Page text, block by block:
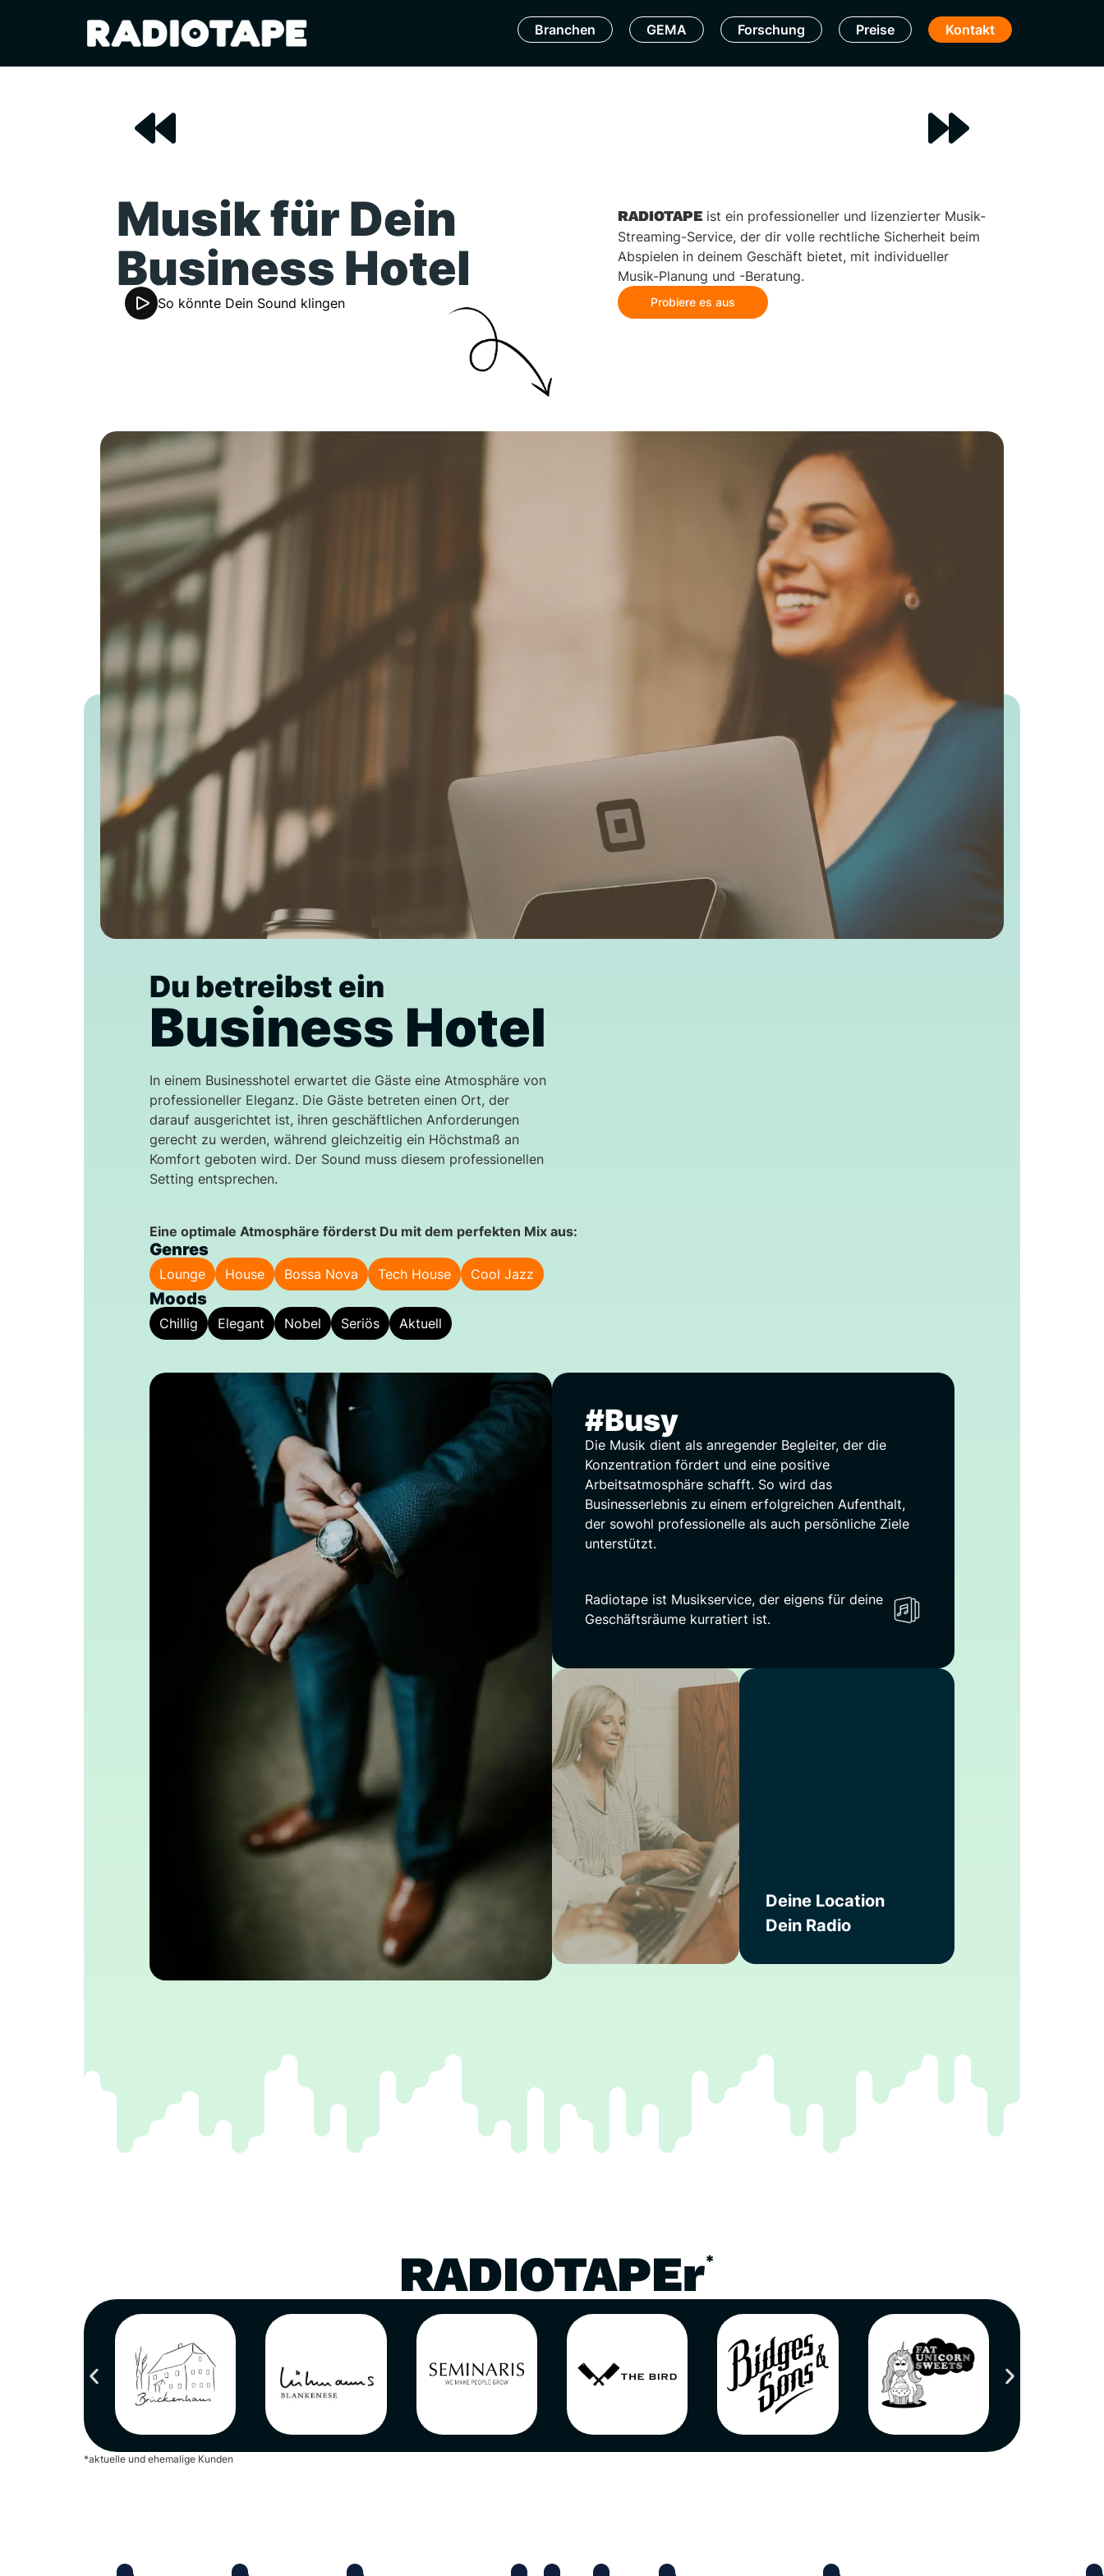
Branchen GEMA Forschung Preise Kontakt
Musik für Dein
Business Hotel
So könnte Dein Sound klingen
RADIOTAPE ist ein professioneller und lizenzierter Musik-
Streaming-Service, der dir volle rechtliche Sicherheit beim
Abspielen in deinem Geschäft bietet, mit individueller
Musik-Planung und -Beratung.
Probiere es aus
Du betreibst ein
Business Hotel
In einem Businesshotel erwartet die Gäste eine Atmosphäre von
professioneller Eleganz. Die Gäste betreten einen Ort, der
darauf ausgerichtet ist, ihren geschäftlichen Anforderungen
gerecht zu werden, während gleichzeitig ein Höchstmaß an
Komfort geboten wird. Der Sound muss diesem professionellen
Setting entsprechen.
Eine optimale Atmosphäre förderst Du mit dem perfekten Mix aus:
Genres
Lounge House Bossa Nova Tech House Cool Jazz
Moods
Chillig Elegant Nobel Seriös Aktuell
#Busy
Die Musik dient als anregender Begleiter, der die
Konzentration fördert und eine positive
Arbeitsatmosphäre schafft. So wird das
Businesserlebnis zu einem erfolgreichen Aufenthalt,
der sowohl professionelle als auch persönliche Ziele
unterstützt.
Radiotape ist Musikservice, der eigens für deine
Geschäftsräume kurratiert ist.
Deine Location
Dein Radio
RADIOTAPEr*
*aktuelle und ehemalige Kunden